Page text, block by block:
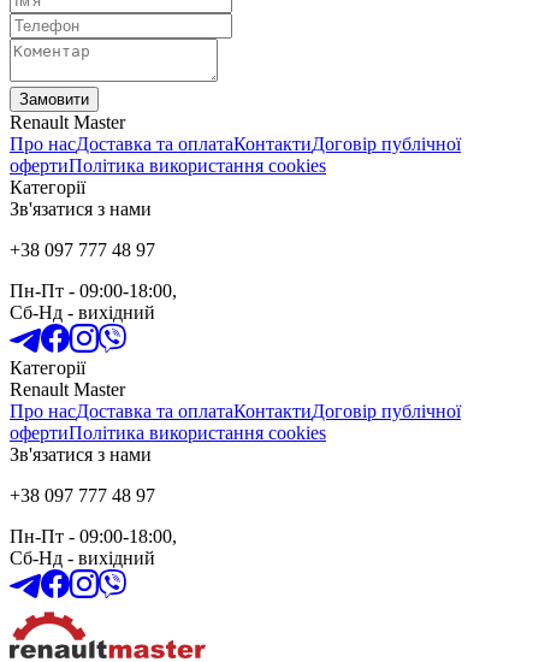
Замовити
Renault Master
Про насДоставка та оплатаКонтактиДоговір публічної
офертиПолітика використання cookies
Категорії
Зв'язатися з нами
+38 097 777 48 97
Пн-Пт - 09:00-18:00,
Сб-Нд - вихідний
Категорії
Renault Master
Про насДоставка та оплатаКонтактиДоговір публічної
офертиПолітика використання cookies
Зв'язатися з нами
+38 097 777 48 97
Пн-Пт - 09:00-18:00,
Сб-Нд - вихідний